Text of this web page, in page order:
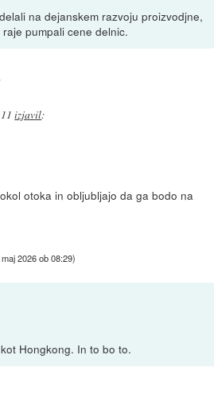
na dejanskem razvoju proizvodjne,
pumpali cene delnic.
izjavil:
otoka in obljubljajo da ga bodo na
2026 ob 08:29)
Hongkong. In to bo to.